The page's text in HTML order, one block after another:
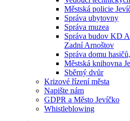
Městská policie
Správa ubytovny
Správa muzea
Správa budov KD
Zadní Arnoštov
Správa domu
Městská knihovna
Sběrný dvůr
Krizové řízení města
Napište nám
GDPR a Město Jevíčko
Whistleblowing